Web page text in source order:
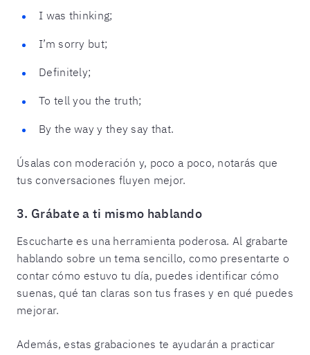
I was thinking;
I’m sorry but;
Definitely;
To tell you the truth;
By the way y they say that.
Úsalas con moderación y, poco a poco, notarás que
tus conversaciones fluyen mejor.
3. Grábate a ti mismo hablando
Escucharte es una herramienta poderosa. Al grabarte
hablando sobre un tema sencillo, como presentarte o
contar cómo estuvo tu día, puedes identificar cómo
suenas, qué tan claras son tus frases y en qué puedes
mejorar.
Además, estas grabaciones te ayudarán a practicar